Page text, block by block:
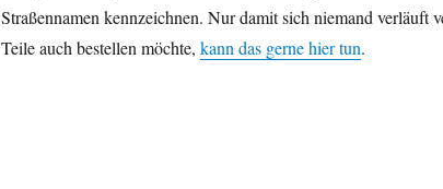
Straßennamen kennzeichnen. Nur damit sich niemand verläuft
Teile auch bestellen möchte, kann das gerne hier tun.